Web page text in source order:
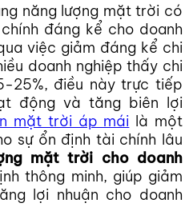
năng lượng mặt trời có
đáng kể cho doanh
việc giảm đáng kể chi
doanh nghiệp thấy chi
25%, điều này trực tiếp
động và tăng biên lợi
mặt trời áp mái là một
sự ổn định tài chính lâu
mặt trời cho doanh
thông minh, giúp giảm
lợi nhuận cho doanh